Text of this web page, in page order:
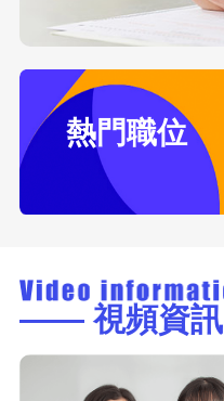
熱門職位
—— 視頻資訊